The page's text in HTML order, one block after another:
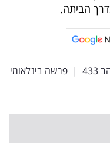
הביתה.
| פרשה בינלאומי